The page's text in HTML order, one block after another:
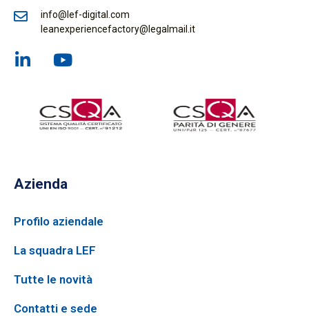
info@lef-digital.com
leanexperiencefactory@legalmail.it
Azienda
Profilo aziendale
La squadra LEF
Tutte le novità
Contatti e sede